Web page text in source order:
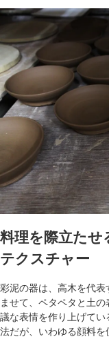
料理を際立たせ
テクスチャー
彩泥の器は、高木を代
ませて、ペタペタと土
議な表情を作り上げて
法だが、いわゆる顔料